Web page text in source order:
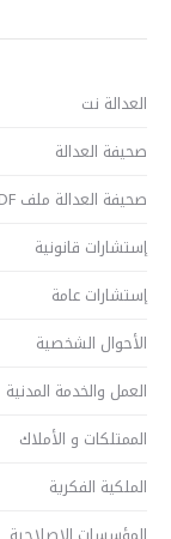
العدالة نت
صحيفة العدالة
صحيفة العدالة ملف PDF
إستشارات قانونية
إستشارات عامة
الأحوال الشخصية
العمل والخدمة المدنية
الممتلكات و الأملاك
الملكية الفكرية